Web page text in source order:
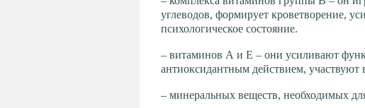
углеводов, формирует кроветворение,
психологическое состояние.
– витаминов А и Е – они усиливают
антиоксидантным действием, участвуют
– минеральных веществ, необходимых